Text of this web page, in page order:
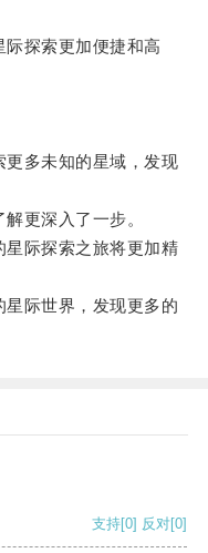
探索更加便捷和高
多未知的星域，发现
更深入了一步。
际探索之旅将更加精
际世界，发现更多的
支持[0] 反对[0]